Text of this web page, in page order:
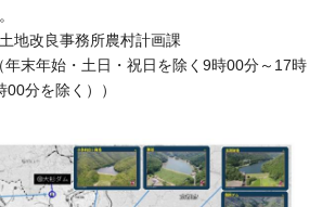
地改良事務所農村計画課
末年始・土日・祝日を除く9時00分～17時
分を除く））